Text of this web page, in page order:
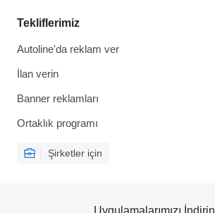
Tekliflerimiz
Autoline'da reklam ver
İlan verin
Banner reklamları
Ortaklık programı
Şirketler için
Uygulamalarımızı İndirin